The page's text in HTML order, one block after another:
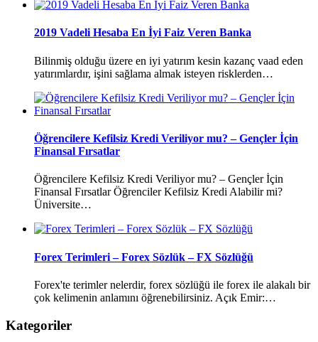
2019 Vadeli Hesaba En İyi Faiz Veren Banka
Bilinmiş olduğu üzere en iyi yatırım kesin kazanç vaad eden
yatırımlardır, işini sağlama almak isteyen risklerden…
Öğrencilere Kefilsiz Kredi Veriliyor mu? – Gençler İçin
Finansal Fırsatlar
Öğrencilere Kefilsiz Kredi Veriliyor mu? – Gençler İçin
Finansal Fırsatlar Öğrenciler Kefilsiz Kredi Alabilir mi?
Üniversite…
Forex Terimleri – Forex Sözlük – FX Sözlüğü
Forex'te terimler nelerdir, forex sözlüğü ile forex ile alakalı bir
çok kelimenin anlamını öğrenebilirsiniz. Açık Emir:…
Kategoriler